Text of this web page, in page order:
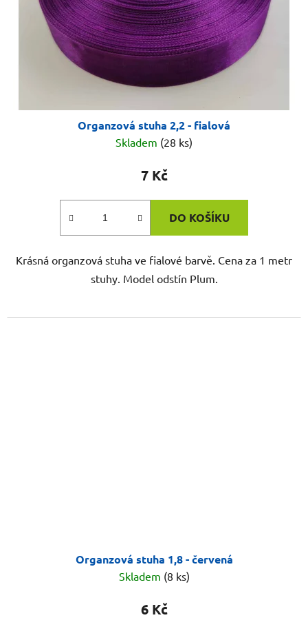
Organzová stuha 2,2 - fialová
Skladem (28 ks)
7 Kč
DO KOŠÍKU
Krásná organzová stuha ve fialové barvě. Cena za 1 metr
stuhy. Model odstín Plum.
Organzová stuha 1,8 - červená
Skladem (8 ks)
6 Kč